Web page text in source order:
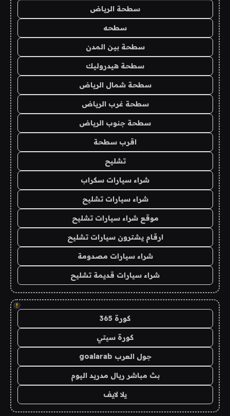
سطحة الرياض
سطحه
سطحة بين المدن
سطحة هيدروليك
سطحة شمال الرياض
سطحة غرب الرياض
سطحة جنوب الرياض
اقرب سطحة
تشليح
شراء سيارات سكراب
شراء سيارات تشليح
موقع شراء سيارات تشليح
ارقام يشترون سيارات تشليح
شراء سيارات مصدومة
شراء سيارات قديمة تشليح
!
كورة 365
كورة سيتي
جول العرب goalarab
بث مباشر ريال مدريد اليوم
يلا لايف